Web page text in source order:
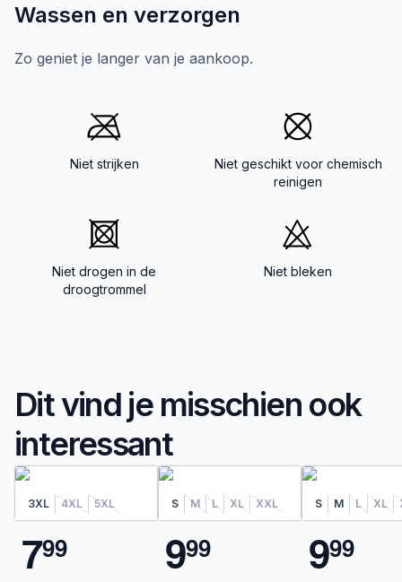
Wassen en verzorgen
Zo geniet je langer van je aankoop.
Niet strijken
Niet geschikt voor chemisch
reinigen
Niet drogen in de
droogtrommel
Niet bleken
Dit vind je misschien ook
interessant
3XL 4XL 5XL
799
S M L XL XXL
999
S M L XL
999